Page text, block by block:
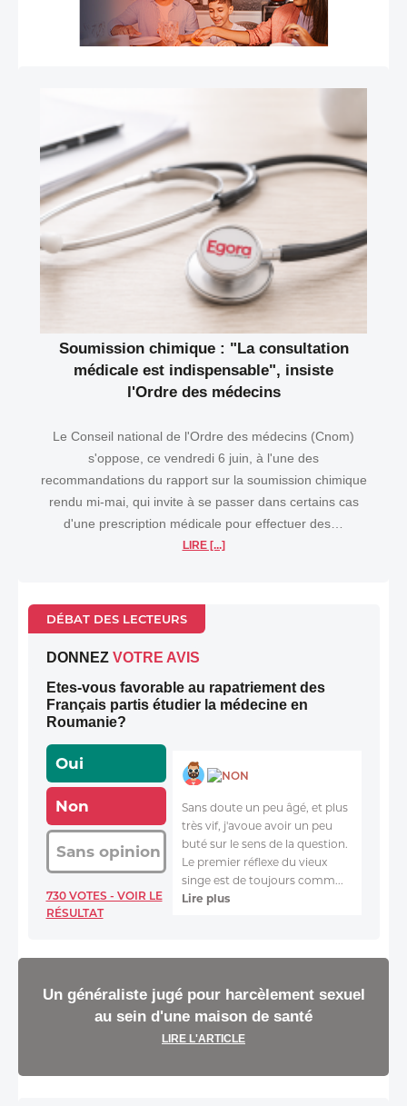
Soumission chimique : "La consultation
médicale est indispensable", insiste
l'Ordre des médecins
Le Conseil national de l'Ordre des médecins (Cnom)
s'oppose, ce vendredi 6 juin, à l'une des
recommandations du rapport sur la soumission chimique
rendu mi-mai, qui invite à se passer dans certains cas
d'une prescription médicale pour effectuer des…
LIRE [...]
DÉBAT DES LECTEURS
DONNEZ VOTRE AVIS
Etes-vous favorable au rapatriement des
Français partis étudier la médecine en
Roumanie?
Oui
Non
Sans opinion
730 VOTES - VOIR LE
RÉSULTAT
NON
Sans doute un peu âgé, et plus
très vif, j'avoue avoir un peu
buté sur le sens de la question.
Le premier réflexe du vieux
singe est de toujours comm...
Lire plus
Un généraliste jugé pour harcèlement sexuel
au sein d'une maison de santé
LIRE L'ARTICLE